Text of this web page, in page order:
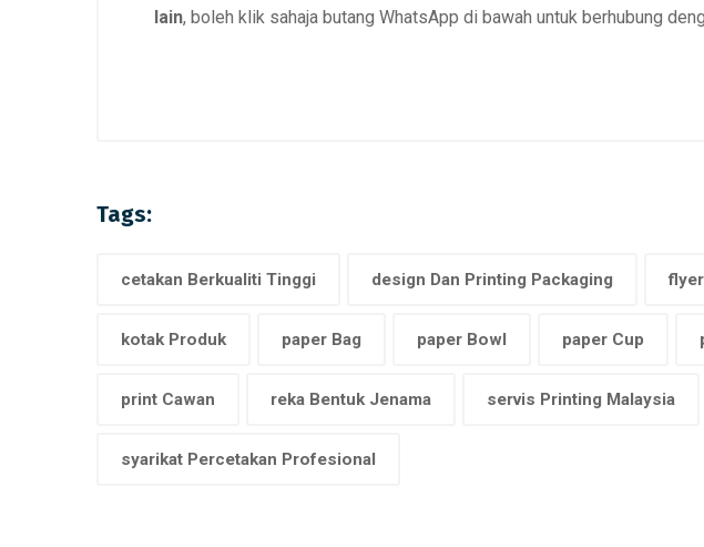
lain, boleh klik sahaja butang WhatsApp di bawah untuk berhubung
Tags:
cetakan Berkualiti Tinggi design Dan Printing Packaging
kotak Produk paper Bag paper Bowl paper Cup
print Cawan reka Bentuk Jenama servis Printing Malaysia
syarikat Percetakan Profesional